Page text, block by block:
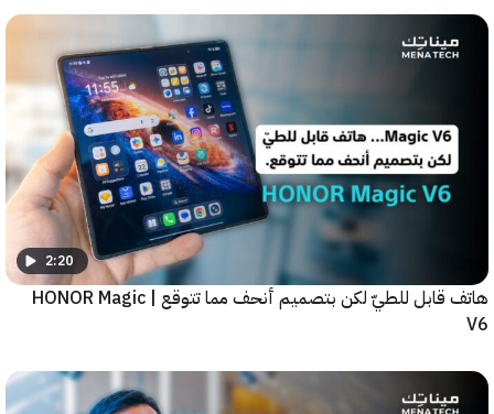
2:20
هاتف قابل للطيّ لكن بتصميم أنحف مما تتوقع | HONOR Magic